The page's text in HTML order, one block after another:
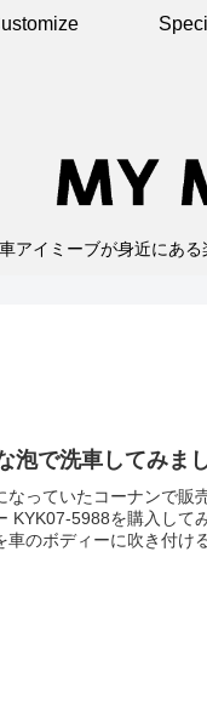
アイミーブが身近にあ
泡で洗車してみま
なっていたコーナンで販
KYK07-5988を購入して
車のボディーに吹き付け